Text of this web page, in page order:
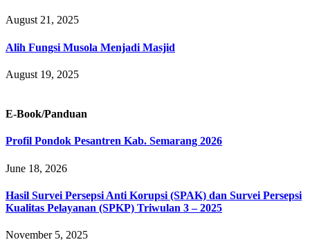
August 21, 2025
Alih Fungsi Musola Menjadi Masjid
August 19, 2025
E-Book/Panduan
Profil Pondok Pesantren Kab. Semarang 2026
June 18, 2026
Hasil Survei Persepsi Anti Korupsi (SPAK) dan Survei Persepsi
Kualitas Pelayanan (SPKP) Triwulan 3 – 2025
November 5, 2025